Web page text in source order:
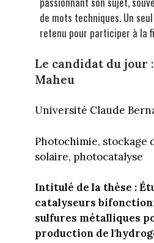
de mots techniques. Un
retenu pour participer à la
Le candidat du jour
Maheu
Université Claude
Photochimie, stockage
solaire, photocatalyse
Intitulé de la thèse :
catalyseurs
sulfures métalliques
production de